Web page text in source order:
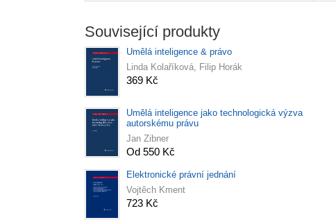
Související produkty
Umělá inteligence & právo
Linda Kolaříková, Filip Horák
369 Kč
Umělá inteligence jako technologická výzva
autorskému právu
Jan Zibner
Od 550 Kč
Elektronické právní jednání
Vojtěch Kment
723 Kč